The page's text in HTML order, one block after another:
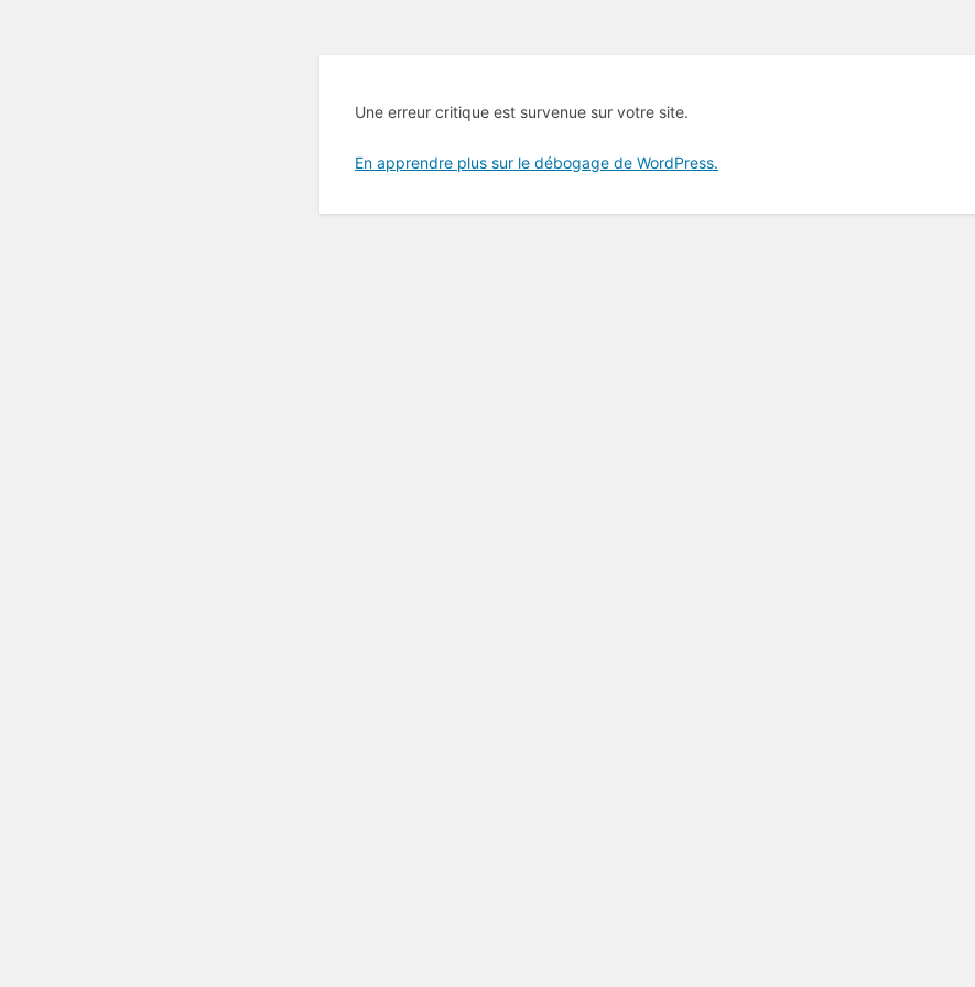
Une erreur critique est survenue sur votre site.
En apprendre plus sur le débogage de WordPress.